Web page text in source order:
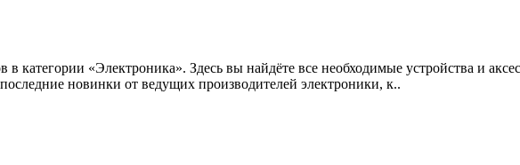
категории «Электроника». Здесь вы найдёте все необходимые устройства и
новинки от ведущих производителей электроники, к..